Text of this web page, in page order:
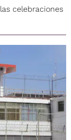
celebraciones